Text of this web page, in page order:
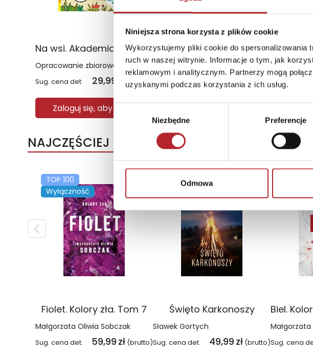
Niniejsza strona korzysta z plików cookie
Wykorzystujemy pliki cookie do spersonalizowania
ruch w naszej witrynie. Informacje o tym, jak
reklamowym i analitycznym. Partnerzy mogą
uzyskanymi podczas korzystania z ich usług.
zgody
Niezbędne Preferencje
Odmowa
Na wsi. Akademia mądrego dziecka. Wodne przygody
Opracowanie zbiorowe
Sug. cena det. 29,99 (brutto)
Zaloguj się, aby kupić
NAJCZĘŚCIEJ KUPOWANE
TOP 100
Wyłączność
Fiolet. Kolory zła. Tom 7
Małgorzata Oliwia Sobczak
Sug. cena det. 59,99 zł (brutto)
TOP 100
Święto Karkonoszy
Sławek Gortych
Sug. cena det. 49,99 zł (brutto)Sug. cena